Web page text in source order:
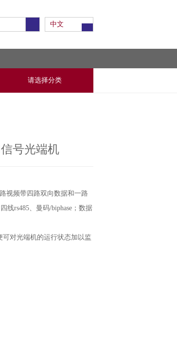
中文
请选择分类
号光端机
视频带四路双向数据和一路
线rs485、曼码/biphase；数据
对光端机的运行状态加以监